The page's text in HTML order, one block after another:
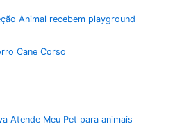
Animal recebem playground
Cane Corso
Atende Meu Pet para animais